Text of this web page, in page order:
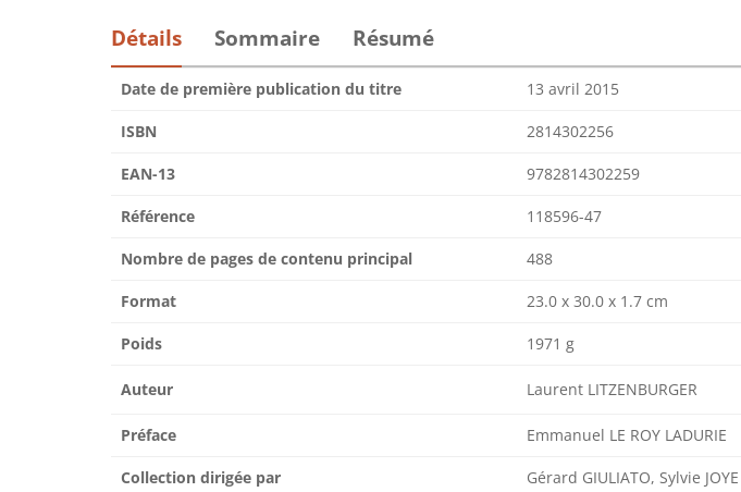
Détails Sommaire Résumé
Date de première publication du titre 13 avril 2015
ISBN 2814302256
EAN-13 9782814302259
Référence 118596-47
Nombre de pages de contenu principal 488
Format 23.0 x 30.0 x 1.7 cm
Poids 1971 g
Auteur Laurent LITZENBURGER
Préface Emmanuel LE ROY LADURIE
Collection dirigée par Gérard GIULIATO, Sylvie JOYE